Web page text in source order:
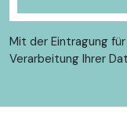
Mit der Eintragung
Verarbeitung Ihrer